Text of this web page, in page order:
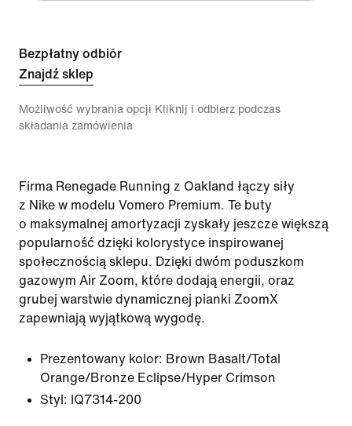
Bezpłatny odbiór
Znajdź sklep
Możliwość wybrania opcji Kliknij i odbierz podczas
składania zamówienia
Firma Renegade Running z Oakland łączy siły
z Nike w modelu Vomero Premium. Te buty
o maksymalnej amortyzacji zyskały jeszcze większą
popularność dzięki kolorystyce inspirowanej
społecznością sklepu. Dzięki dwóm poduszkom
gazowym Air Zoom, które dodają energii, oraz
grubej warstwie dynamicznej pianki ZoomX
zapewniają wyjątkową wygodę.
Prezentowany kolor: Brown Basalt/Total
Orange/Bronze Eclipse/Hyper Crimson
Styl: IQ7314-200